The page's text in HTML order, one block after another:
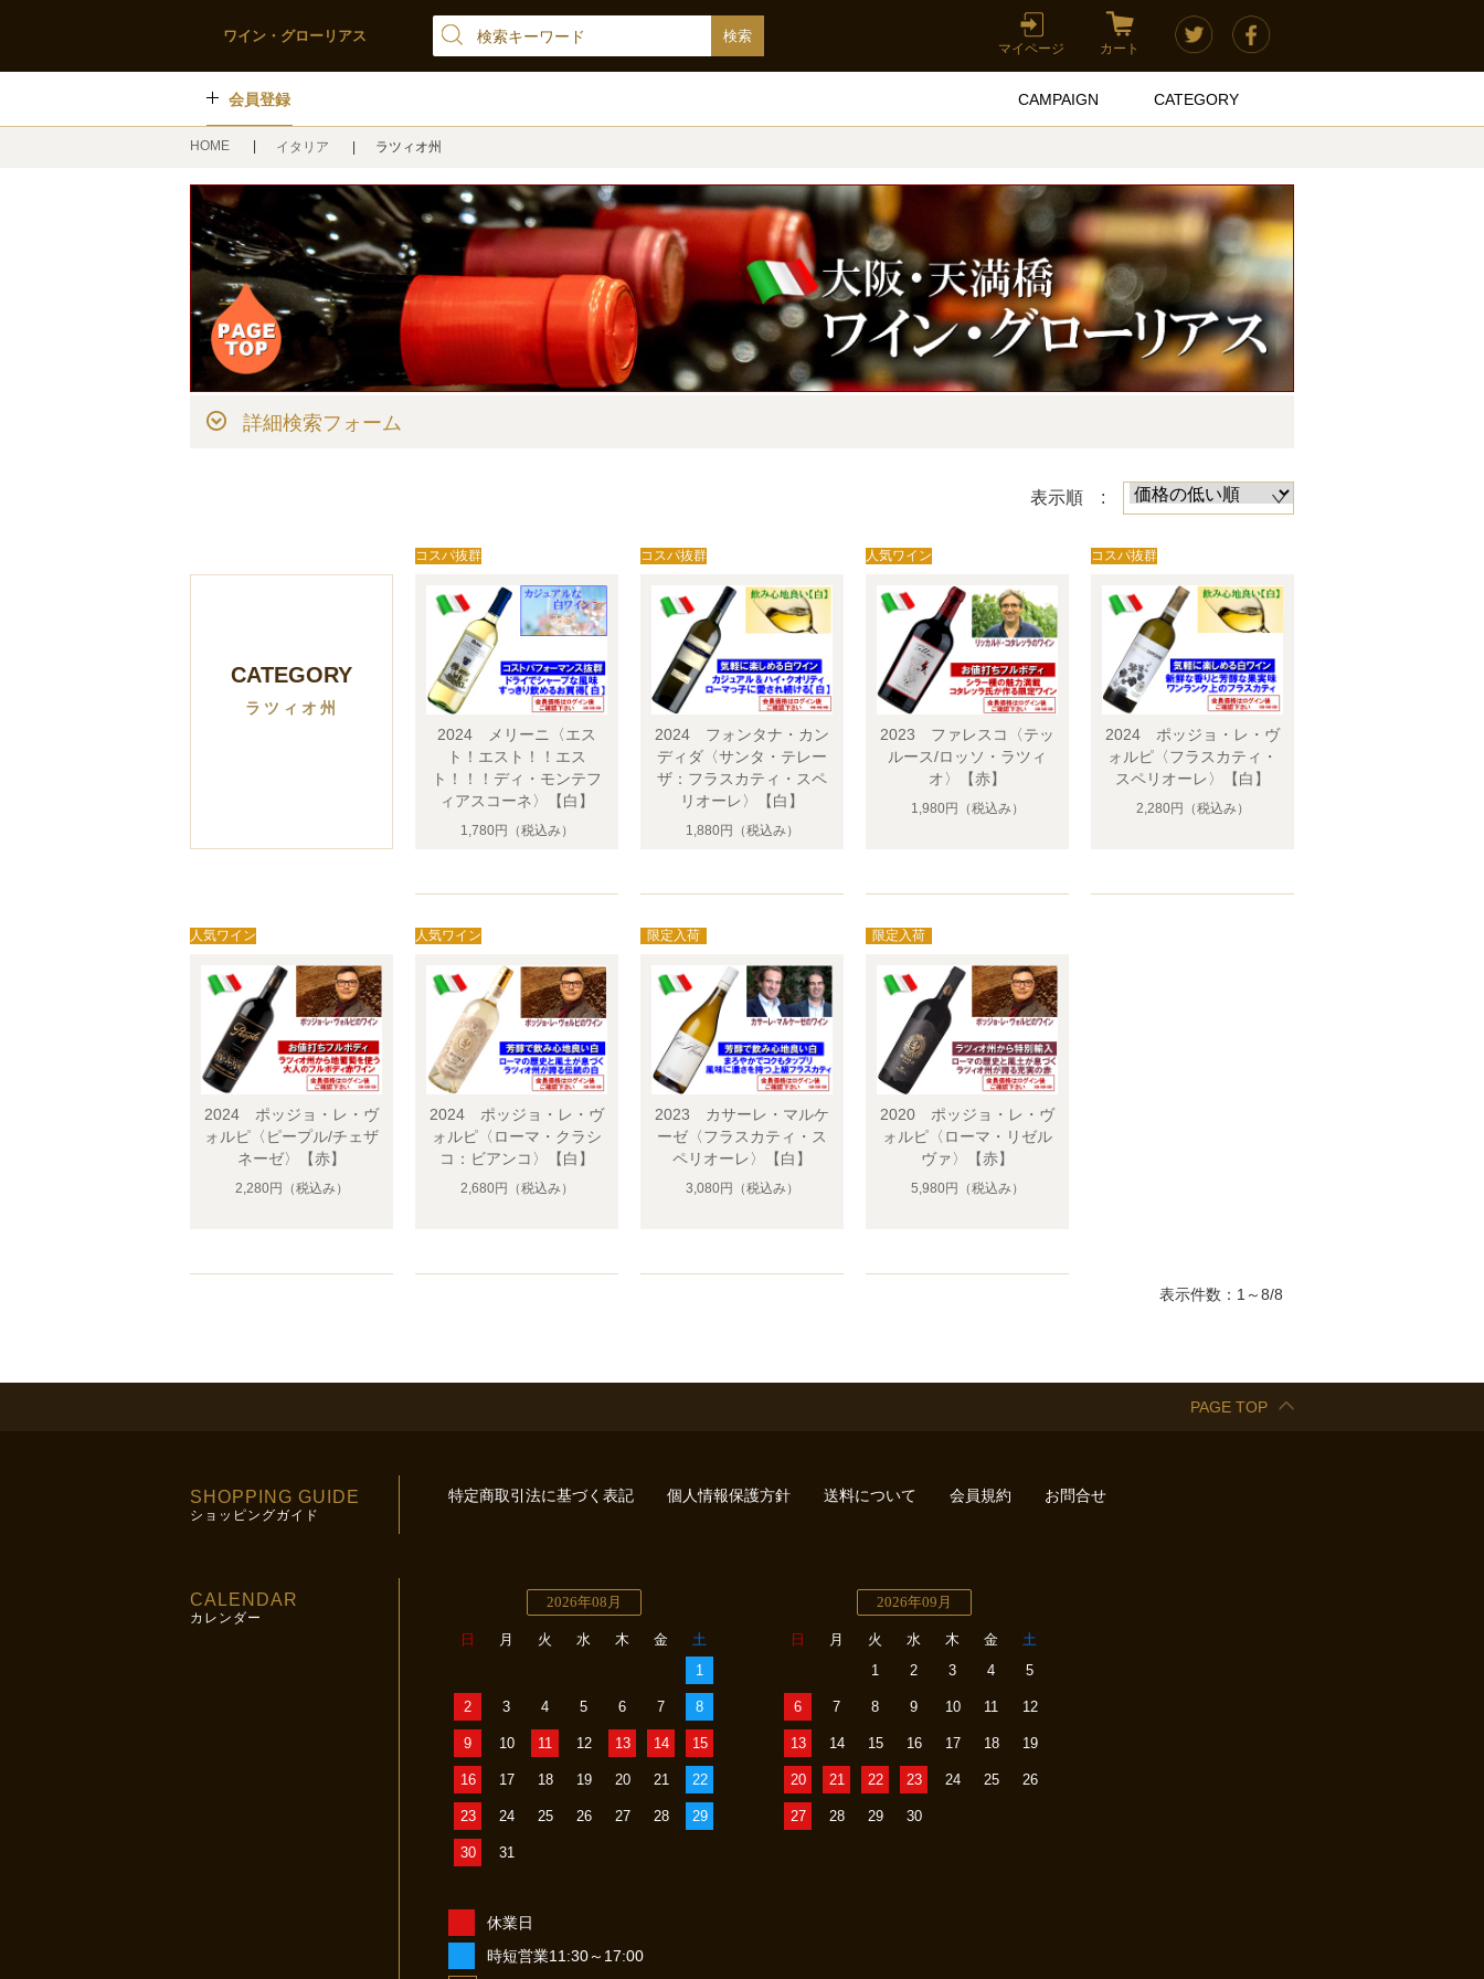
ワイン・グローリアス
マイページ カート
会員登録 CAMPAIGN CATEGORY
HOME イタリア ラツィオ州
詳細検索フォーム
表示順 :
CATEGORY
ラツィオ州
2024 メリーニ〈エス
ト！エスト！！エス
ト！！！ディ・モンテフ
ィアスコーネ〉【白】
1,780円 （税込み）
2024 フォンタナ・カン
ディダ〈サンタ・テレー
ザ：フラスカティ・スペ
リオーレ〉【白】
1,880円 （税込み）
2023 ファレスコ〈テッ
ルース/ロッソ・ラツィ
オ〉【赤】
1,980円 （税込み）
2024 ポッジョ・レ・ヴ
ォルピ〈フラスカティ・
スペリオーレ〉【白】
2,280円 （税込み）
2024 ポッジョ・レ・ヴ
ォルピ〈ピープル/チェザ
ネーゼ〉【赤】
2,280円 （税込み）
2024 ポッジョ・レ・ヴ
ォルピ〈ローマ・クラシ
コ：ビアンコ〉【白】
2,680円 （税込み）
2023 カサーレ・マルケ
ーゼ〈フラスカティ・ス
ペリオーレ〉【白】
3,080円 （税込み）
2020 ポッジョ・レ・ヴ
ォルピ〈ローマ・リゼル
ヴァ〉【赤】
5,980円 （税込み）
表示件数：1～8/8
PAGE TOP
SHOPPING GUIDE
ショッピングガイド
特定商取引法に基づく表記 個人情報保護方針 送料について 会員規約 お問合せ
CALENDAR
カレンダー
2026年08月
日 月 火 水 木 金
土
1
2 3 4 5 6 7 8
9 10 11 12 13 14 15
16 17 18 19 20 21 22
23 24 25 26 27 28 29
30 31
2026年09月
日 月 火 水 木 金
土
1
2 3 4 5
6 7 8 9 10 11 12
13 14 15 16 17 18 19
20 21 22 23 24 25 26
27 28 29 30
休業日
時短営業11:30～17:00